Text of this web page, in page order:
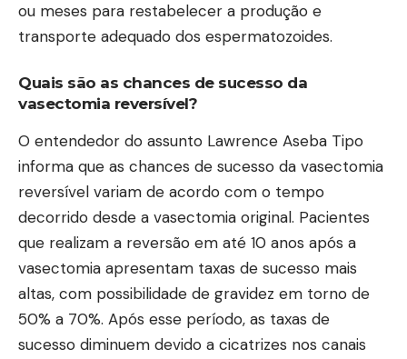
ou meses para restabelecer a produção e
transporte adequado dos espermatozoides.
Quais são as chances de sucesso da
vasectomia reversível?
O entendedor do assunto Lawrence Aseba Tipo
informa que as chances de sucesso da vasectomia
reversível variam de acordo com o tempo
decorrido desde a vasectomia original. Pacientes
que realizam a reversão em até 10 anos após a
vasectomia apresentam taxas de sucesso mais
altas, com possibilidade de gravidez em torno de
50% a 70%. Após esse período, as taxas de
sucesso diminuem devido a cicatrizes nos canais